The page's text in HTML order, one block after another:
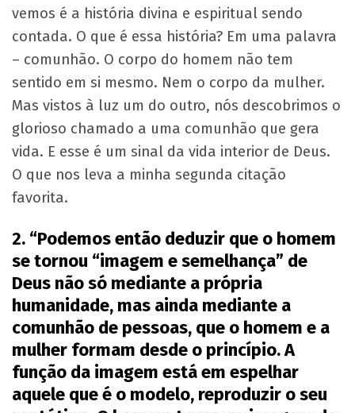
vemos é a história divina e espiritual sendo
contada. O que é essa história? Em uma palavra
– comunhão. O corpo do homem não tem
sentido em si mesmo. Nem o corpo da mulher.
Mas vistos à luz um do outro, nós descobrimos o
glorioso chamado a uma comunhão que gera
vida. E esse é um sinal da vida interior de Deus.
O que nos leva a minha segunda citação
favorita.
2. “Podemos então deduzir que o homem
se tornou “imagem e semelhança” de
Deus não só mediante a própria
humanidade, mas ainda mediante a
comunhão de pessoas, que o homem e a
mulher formam desde o princípio. A
função da imagem está em espelhar
aquele que é o modelo, reproduzir o seu